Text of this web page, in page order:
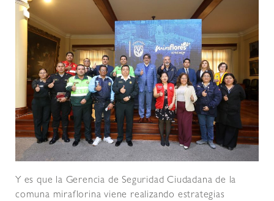
Y es que la Gerencia de Seguridad Ciudadana de la
comuna miraflorina viene realizando estrategias